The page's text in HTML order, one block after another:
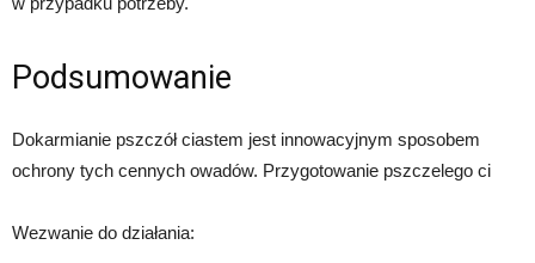
Podsumowanie
Dokarmianie pszczół ciastem jest innowacyjnym sposobem
ochrony tych cennych owadów. Przygotowanie pszczelego ci
Wezwanie do działania: